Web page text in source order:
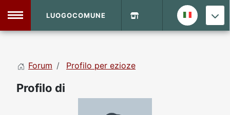
LUOGOCOMUNE
Forum Profilo per ezioze
Profilo di